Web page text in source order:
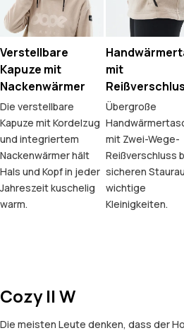
Verstellbare
Kapuze mit
Nackenwärmer
Die verstellbare
Kapuze mit Kordelzug
und integriertem
Nackenwärmer hält
Hals und Kopf in jeder
Jahreszeit kuschelig
warm.
mit
Übergroße
mit Zwei-Wege-
Reißverschluss
sicheren
wichtige
Kleinigkeiten.
Cozy II W
Die meisten Leute denken, dass der